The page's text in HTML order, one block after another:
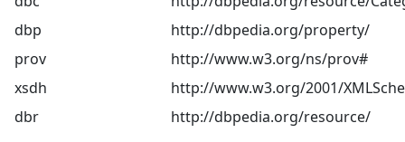
dbp
http://dbpedia.org/property/
prov
http://www.w3.org/ns/prov#
xsdh
http://www.w3.org/2001/
dbr
http://dbpedia.org/resource/